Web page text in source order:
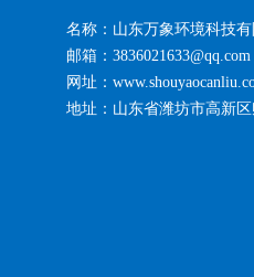
名称：山东万象环境科技有
邮箱：3836021633@qq.com
网址：
地址：山东省潍坊市高新